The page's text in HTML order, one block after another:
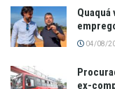
Quaquá
04/08/
ex-